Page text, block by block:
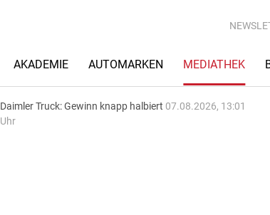
AKADEMIE AUTOMARKEN MEDIATHEK
Daimler Truck: Gewinn knapp halbiert 07.08.2026, 13:01
Uhr